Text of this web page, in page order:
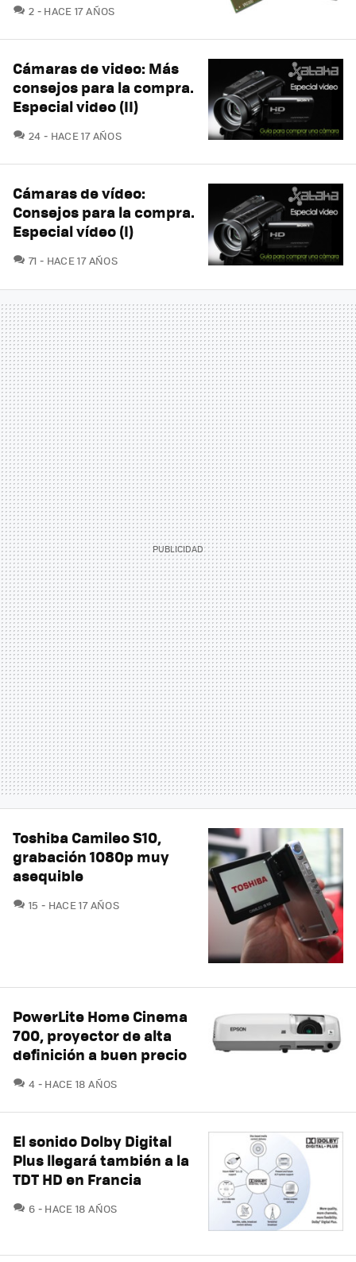
2 COMENTARIOS
HACE 17 AÑOS
Cámaras de video: Más
consejos para la compra.
Especial video (II)
24 COMENTARIOS
HACE 17 AÑOS
Cámaras de vídeo:
Consejos para la compra.
Especial vídeo (I)
71 COMENTARIOS
HACE 17 AÑOS
Toshiba Camileo S10,
grabación 1080p muy
asequible
15 COMENTARIOS
HACE 17 AÑOS
PowerLite Home Cinema
700, proyector de alta
definición a buen precio
4 COMENTARIOS
HACE 18 AÑOS
El sonido Dolby Digital
Plus llegará también a la
TDT HD en Francia
6 COMENTARIOS
HACE 18 AÑOS